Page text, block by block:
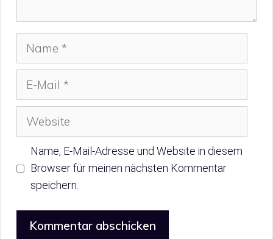
Name, E-Mail-Adresse und Website in diesem
Browser für meinen nächsten Kommentar
speichern.